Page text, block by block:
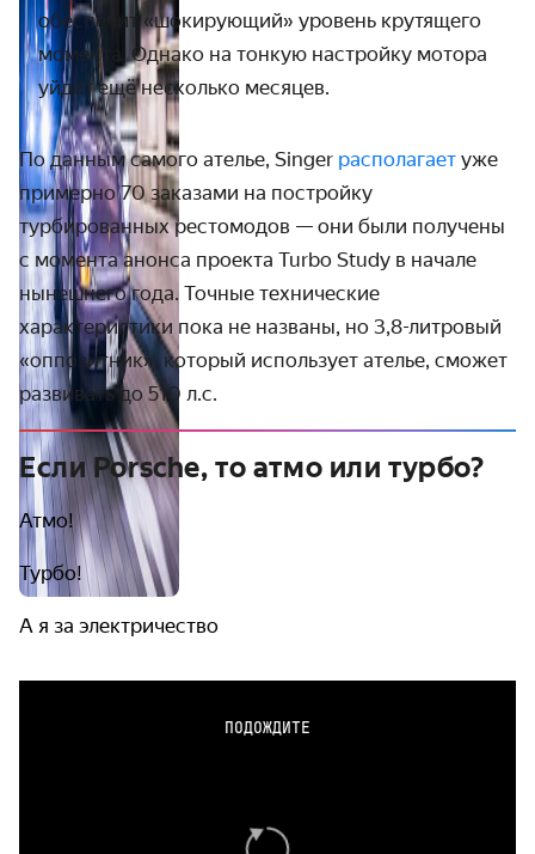
обеспечит «шокирующий» уровень крутящего
момента. Однако на тонкую настройку мотора
уйдёт ещё несколько месяцев.
По данным самого ателье, Singer располагает уже
примерно 70 заказами на постройку
турбированных рестомодов — они были получены
с момента анонса проекта Turbo Study в начале
нынешнего года. Точные технические
характеристики пока не названы, но 3,8-литровый
«оппозитник», который использует ателье, сможет
развивать до 510 л.с.
Если Porsche, то атмо или турбо?
Атмо!
Турбо!
А я за электричество
ПОДОЖДИТЕ